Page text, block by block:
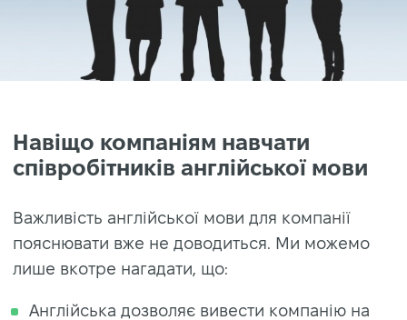
Навіщо компаніям навчати
співробітників англійської мови
Важливість англійської мови для компанії
пояснювати вже не доводиться. Ми можемо
лише вкотре нагадати, що:
Англійська дозволяє вивести компанію на